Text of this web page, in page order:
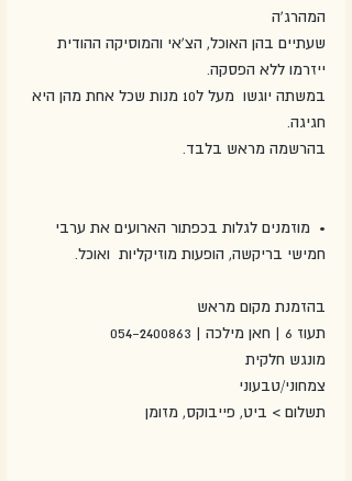
המהרג'ה
שעתיים בהן האוכל, הצ'אי והמוסיקה ההודית
ייזרמו ללא הפסקה.
במשתה יוגשו  מעל ל10 מנות שכל אחת מהן היא
חגיגה.
בהרשמה מראש בלבד.
•⁠  ⁠מוזמנים לגלות בכפתור הארועים את ערבי
חמישי בריקשה, הופעות מוזיקליות  ואוכל.
בהזמנת מקום מראש
תעוז 6 | חאן מילכה | 054-2400863
מונגש חלקית
צמחוני/טבעוני
תשלום > ביט, פייבוקס, מזומן